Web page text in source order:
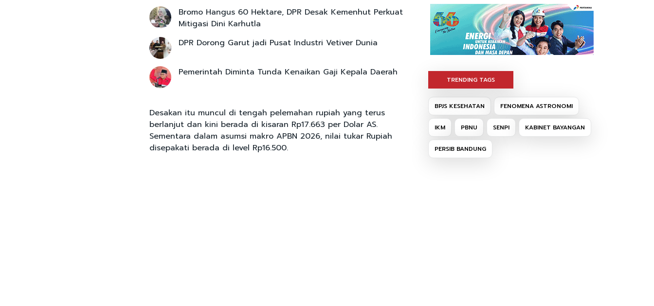
Bromo Hangus 60 Hektare, DPR Desak Kemenhut Perkuat
Mitigasi Dini Karhutla
DPR Dorong Garut jadi Pusat Industri Vetiver Dunia
Pemerintah Diminta Tunda Kenaikan Gaji Kepala Daerah
Desakan itu muncul di tengah pelemahan rupiah yang terus
berlanjut dan kini berada di kisaran Rp17.663 per Dolar AS.
Sementara dalam asumsi makro APBN 2026, nilai tukar Rupiah
disepakati berada di level Rp16.500.
TRENDING TAGS
BPJS KESEHATAN FENOMENA ASTRONOMI
IKM PBNU SENPI KABINET BAYANGAN
PERSIB BANDUNG